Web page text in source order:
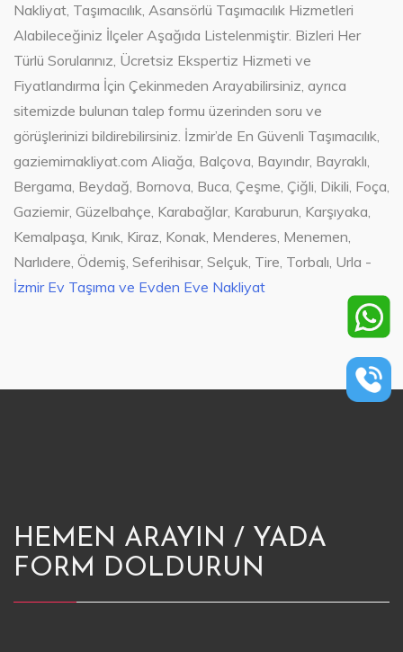
Nakliyat, Taşımacılık, Asansörlü Taşımacılık Hizmetleri
Alabileceğiniz İlçeler Aşağıda Listelenmiştir. Bizleri Her
Türlü Sorularınız, Ücretsiz Ekspertiz Hizmeti ve
Fiyatlandırma İçin Çekinmeden Arayabilirsiniz, ayrıca
sitemizde bulunan talep formu üzerinden soru ve
görüşlerinizi bildirebilirsiniz. İzmir’de En Güvenli Taşımacılık,
gaziemirnakliyat.com Aliağa, Balçova, Bayındır, Bayraklı,
Bergama, Beydağ, Bornova, Buca, Çeşme, Çiğli, Dikili, Foça,
Gaziemir, Güzelbahçe, Karabağlar, Karaburun, Karşıyaka,
Kemalpaşa, Kınık, Kiraz, Konak, Menderes, Menemen,
Narlıdere, Ödemiş, Seferihisar, Selçuk, Tire, Torbalı, Urla -
İzmir Ev Taşıma ve Evden Eve Nakliyat
HEMEN ARAYIN / YADA
FORM DOLDURUN